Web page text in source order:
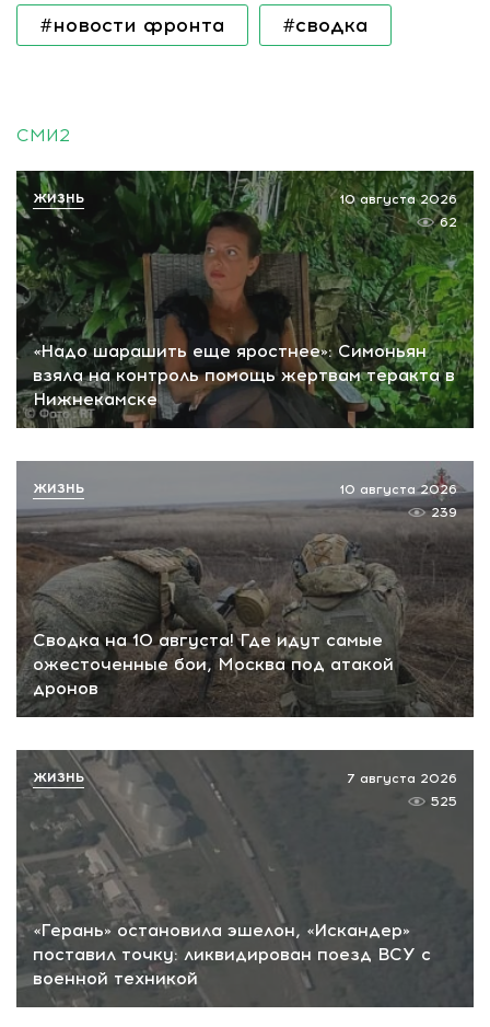
#новости фронта #сводка
СМИ2
«Надо шарашить еще яростнее»: Симоньян
взяла на контроль помощь жертвам теракта в
Нижнекамске
10 августа 2026
62
ЖИЗНЬ
Сводка на 10 августа! Где идут самые
ожесточенные бои, Москва под атакой
дронов
10 августа 2026
239
ЖИЗНЬ
«Герань» остановила эшелон, «Искандер»
поставил точку: ликвидирован поезд ВСУ с
военной техникой
7 августа 2026
525
ЖИЗНЬ